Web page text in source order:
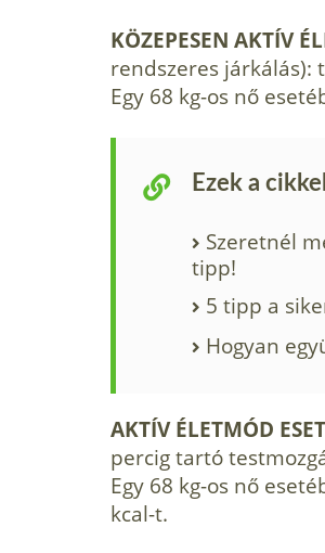
KÖZEPESEN AKTÍV
rendszeres járkálás):
Egy 68 kg-os nő
Ezek a
Szeretnél
tipp!
5 tipp a
Hogyan
AKTÍV ÉLETMÓD
percig tartó
Egy 68 kg-os nő
kcal-t.